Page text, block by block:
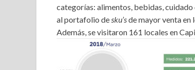
categorías: alimentos, bebidas,
al portafolio desku’sde mayor venta en
Además, se visitaron 161 locales en